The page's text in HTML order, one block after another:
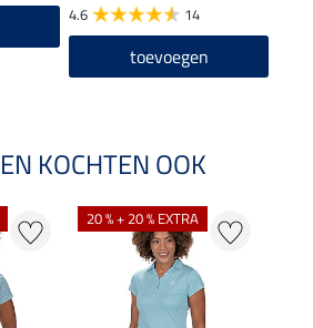
4.6 14
toevoegen
KOCHTEN OOK
20 % + 20 % EXTRA